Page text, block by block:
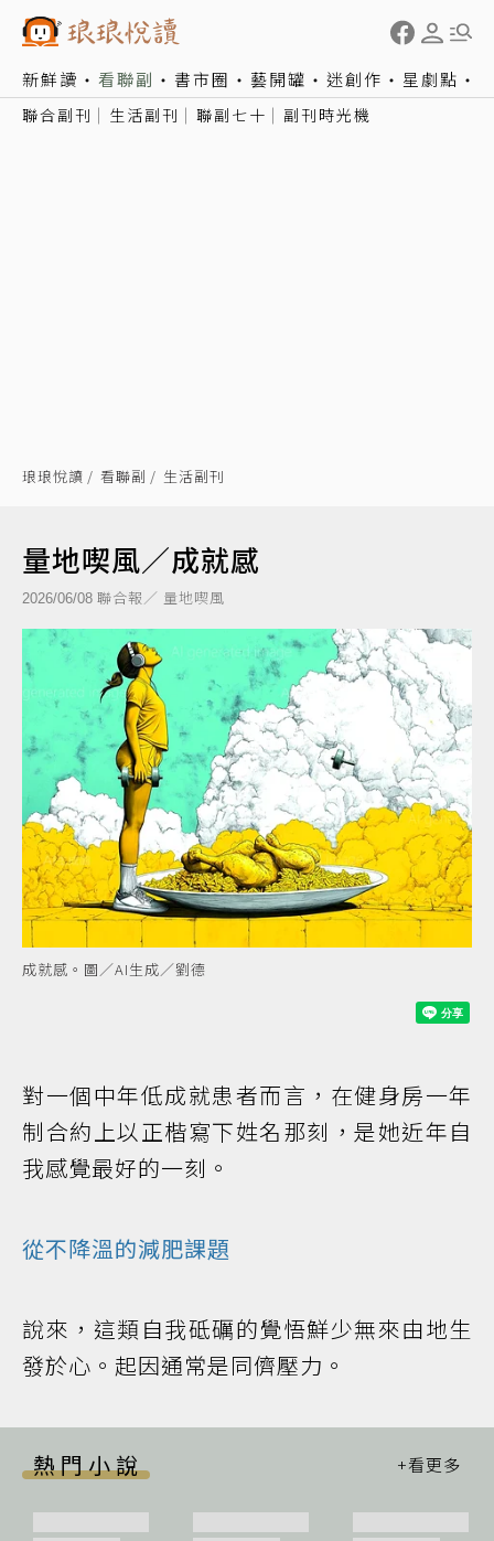
新鮮讀 看聯副 書市圈 藝開罐 迷創作 星劇點
聯合副刊 生活副刊 聯副七十 副刊時光機
琅琅悅讀 看聯副 生活副刊
量地喫風／成就感
2026/06/08 聯合報／ 量地喫風
成就感。圖／AI生成／劉德
對一個中年低成就患者而言，在健身房一年
制合約上以正楷寫下姓名那刻，是她近年自
我感覺最好的一刻。
從不降溫的減肥課題
說來，這類自我砥礪的覺悟鮮少無來由地生
發於心。起因通常是同儕壓力。
熱門小說